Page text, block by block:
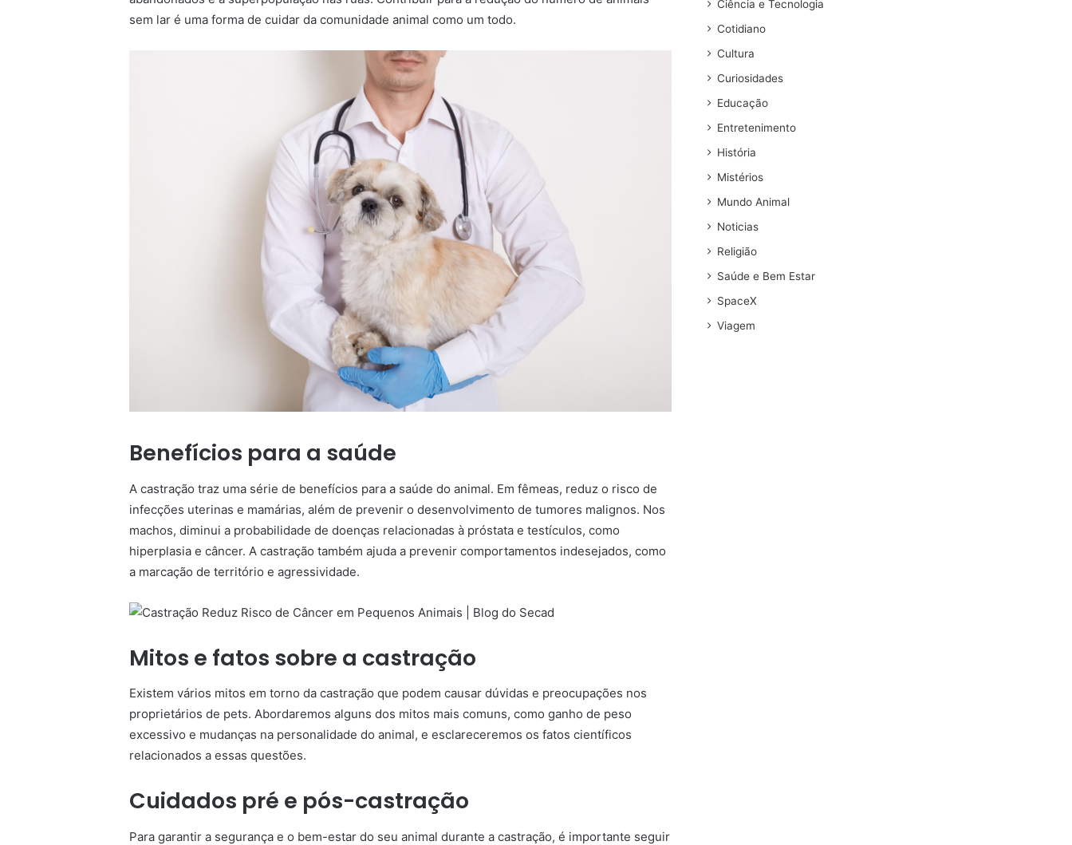
sem lar é uma forma de cuidar da comunidade animal como um todo.
Benefícios para a saúde
A castração traz uma série de benefícios para a saúde do animal. Em fêmeas, reduz o risco de
infecções uterinas e mamárias, além de prevenir o desenvolvimento de tumores malignos. Nos
machos, diminui a probabilidade de doenças relacionadas à próstata e testículos, como
hiperplasia e câncer. A castração também ajuda a prevenir comportamentos indesejados, como
a marcação de território e agressividade.
Mitos e fatos sobre a castração
Existem vários mitos em torno da castração que podem causar dúvidas e preocupações nos
proprietários de pets. Abordaremos alguns dos mitos mais comuns, como ganho de peso
excessivo e mudanças na personalidade do animal, e esclareceremos os fatos científicos
relacionados a essas questões.
Cuidados pré e pós-castração
Para garantir a segurança e o bem-estar do seu animal durante a castração, é importante seguir
Ciência e Tecnologia
Cotidiano
Cultura
Curiosidades
Educação
Entretenimento
História
Mistérios
Mundo Animal
Noticias
Religião
Saúde e Bem Estar
SpaceX
Viagem